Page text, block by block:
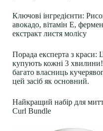
Ключові інгредієнти:
авокадо, вітамін Е,
екстракт листя молісу
Порада експерта з краси:
купують кожні 3
багато власниць
цей засіб як основний.
Найкращий набір для
Curl Bundle